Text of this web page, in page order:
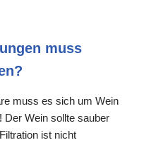
muss
muss es sich um Wein
Der Wein sollte sauber
ist nicht